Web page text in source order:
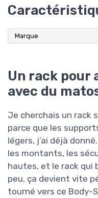
Marque
Un rack pour
avec du
Je cherchais un rack
parce que les
légers, j’ai déjà
les montants, les
hautes, et le rack qui
peu, ça devient vite
tourné vers ce Body-